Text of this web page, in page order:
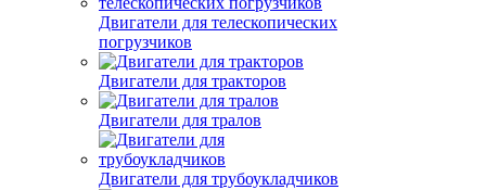
Двигатели для телескопических
погрузчиков
Двигатели для тракторов
Двигатели для тралов
Двигатели для трубоукладчиков